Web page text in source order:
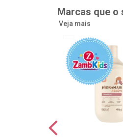
Marcas que o
Veja mais